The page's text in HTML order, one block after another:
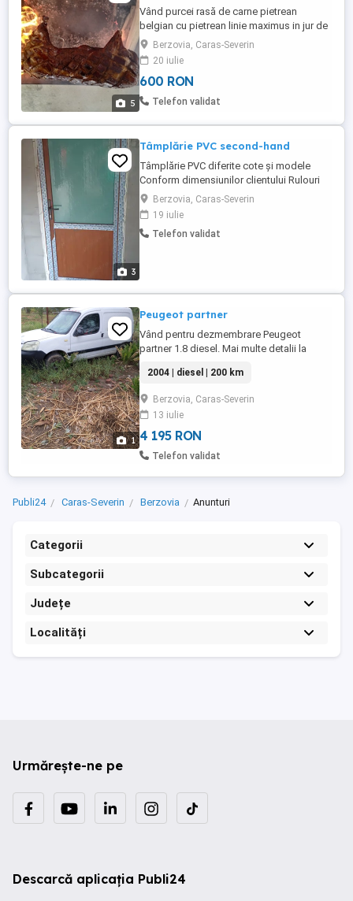
5
Vând purcei rasă de carne pietrean
belgian cu pietrean linie maximus in jur de
25 30kg bucata deparazitați preț 600 lei
bucata .Nu deranjați inutil!
Berzovia, Caras-Severin
20 iulie
600 RON
Telefon validat
3
Tâmplărie PVC second-hand
Tâmplărie PVC diferite cote și modele
Conform dimensiunilor clientului Rulouri
Plase insecte Pervaze exterior și interior
Etc
Berzovia, Caras-Severin
19 iulie
Telefon validat
1
Peugeot partner
Vând pentru dezmembrare Peugeot
partner 1.8 diesel. Mai multe detalii la
2004 | diesel | 200 km
Berzovia, Caras-Severin
13 iulie
4 195 RON
Telefon validat
Publi24 Caras-Severin Berzovia Anunturi
Categorii
Subcategorii
Județe
Localități
Urmărește-ne pe
Descarcă aplicația Publi24